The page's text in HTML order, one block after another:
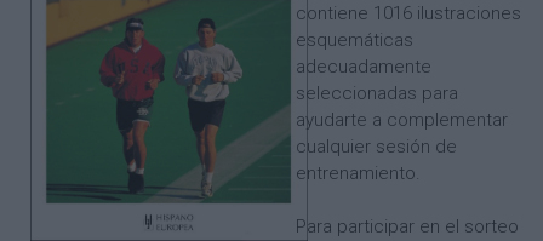
contiene 1016 ilustraciones
esquemáticas
adecuadamente
seleccionadas para
ayudarte a complementar
cualquier sesión de
entrenamiento.
Para participar en el sorteo